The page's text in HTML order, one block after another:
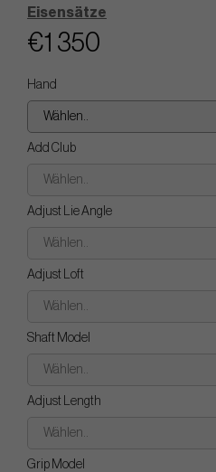
Eisensätze
€1 350
Hand
Wählen..
Add Club
Wählen..
Adjust Lie Angle
Wählen..
Adjust Loft
Wählen..
Shaft Model
Wählen..
Adjust Length
Wählen..
Grip Model